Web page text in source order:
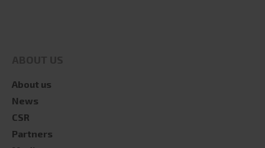
About us
News
CSR
Partners